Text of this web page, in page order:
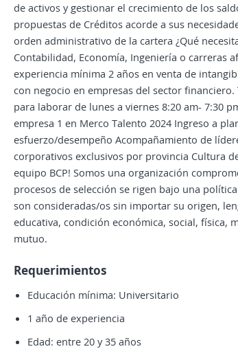
de activos y gestionar el crecimiento de los
propuestas de Créditos acorde a sus
orden administrativo de la cartera ¿Qué
Contabilidad, Economía, Ingeniería o carreras
experiencia mínima 2 años en venta de
con negocio en empresas del sector
para laborar de lunes a viernes 8:20 am- 7:30
empresa 1 en Merco Talento 2024 Ingreso a
esfuerzo/desempeño Acompañamiento de
corporativos exclusivos por provincia Cultura
equipo BCP! Somos una organización
procesos de selección se rigen bajo una
son consideradas/os sin importar su origen,
educativa, condición económica, social,
mutuo.
Requerimientos
Educación mínima: Universitario
1 año de experiencia
Edad: entre 20 y 35 años